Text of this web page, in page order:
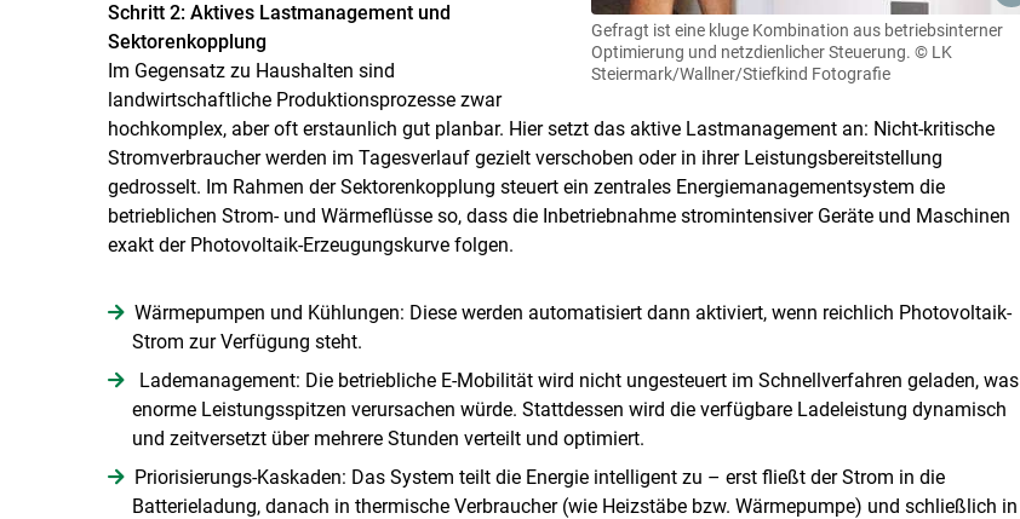
Gefragt ist eine kluge Kombination aus betriebsinterner
Optimierung und netzdienlicher Steuerung. © LK
Steiermark/Wallner/Stiefkind Fotografie
Schritt 2: Aktives Lastmanagement und
Sektorenkopplung
Im Gegensatz zu Haushalten sind
landwirtschaftliche Produktionsprozesse zwar
hochkomplex, aber oft erstaunlich gut planbar. Hier setzt das aktive Lastmanagement an: Nicht-kritische
Stromverbraucher werden im Tagesverlauf gezielt verschoben oder in ihrer Leistungsbereitstellung
gedrosselt. Im Rahmen der Sektorenkopplung steuert ein zentrales Energiemanagementsystem die
betrieblichen Strom- und Wärmeflüsse so, dass die Inbetriebnahme stromintensiver Geräte und Maschinen
exakt der Photovoltaik-Erzeugungskurve folgen.
Wärmepumpen und Kühlungen: Diese werden automatisiert dann aktiviert, wenn reichlich Photovoltaik-
Strom zur Verfügung steht.
Lademanagement: Die betriebliche E-Mobilität wird nicht ungesteuert im Schnellverfahren geladen, was
enorme Leistungsspitzen verursachen würde. Stattdessen wird die verfügbare Ladeleistung dynamisch
und zeitversetzt über mehrere Stunden verteilt und optimiert.
Priorisierungs-Kaskaden: Das System teilt die Energie intelligent zu – erst fließt der Strom in die
Batterieladung, danach in thermische Verbraucher (wie Heizstäbe bzw. Wärmepumpe) und schließlich in